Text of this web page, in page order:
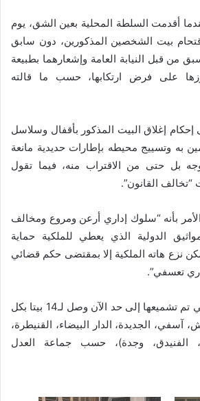
أقدمت السلطة المحلية بعين الشق، يوم
على اقتحام بيت الشخصين المذكورين، دون سابق
من قبل النيابة العامة وإشعارهما بطبيعة
على فرض ارتكابها، حسب ما قالته
إغلاق البيت المذكور بأقفال وسلاسل
به وتسييج محيطه بإطارات حديدية مانعة
بل حتى من الاقتراب منه، فيما تقول
القانون”.
بأنه “سلوك إداري أرعن ومروع ومخالف
الدولية الذي يعطي للملكية حماية
نزع هاته الملكية إلا بمقتضى حكم قضائي
تعسفي”.
يذكر أن عدد البيوت التي تم تشميعها إلى حد الآن وصل لـ14 بيتا بكل
آسفي، الجديدة، الدار البيضاء، القنيطرة،
الفنيدق، وجدة)، حسب جماعة العدل